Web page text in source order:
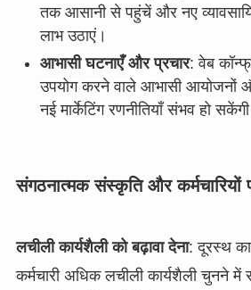
तक आसानी से पहुंचें और नए
लाभ उठाएं।
आभासी घटनाएँ और प्रचार: वेब
उपयोग करने वाले आभासी आयोजनों
नई मार्केटिंग रणनीतियाँ संभव हो
संगठनात्मक संस्कृति और कर्मचारियों
लचीली कार्यशैली को बढ़ावा देना: दूरस्थ
कर्मचारी अधिक लचीली कार्यशैली चुनने में